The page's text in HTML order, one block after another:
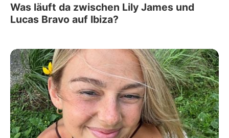
Was läuft da zwischen Lily James und
Lucas Bravo auf Ibiza?